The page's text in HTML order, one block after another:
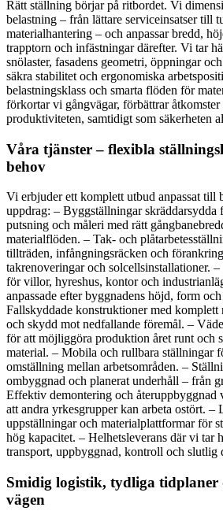
Rätt ställning börjar på ritbordet. Vi
belastning – från lättare serviceinsatser till
materialhantering – och anpassar bredd,
trapp­torn och infästningar därefter. Vi tar
snölaster, fasadens geometri, öppningar
säkra stabilitet och ergonomiska
belastningsklass och smarta flöden för
förkortar vi gångvägar, förbättrar
produktiviteten, samtidigt som säkerheten
Våra tjänster – flexibla
behov
Vi erbjuder ett komplett utbud anpassat till
uppdrag: – Byggställningar skräddarsydda
putsning och måleri med rätt
materialflöden. – Tak- och
tillträden, infångningsräcken och
takrenoveringar och solcellsinstallationer.
för villor, hyreshus, kontor och
anpassade efter byggnadens höjd, form
Fallskyddade konstruktioner med komplett
och skydd mot nedfallande föremål. –
för att möjliggöra produktion året runt och
material. – Mobila och rullbara ställningar
omställning mellan arbetsområden. –
ombyggnad och planerat underhåll – från
Effektiv demontering och återuppbyggnad
att andra yrkesgrupper kan arbeta ostört. –
uppställningar och materialplattformar för
hög kapacitet. – Helhetsleverans där vi tar
transport, uppbyggnad, kontroll och slutlig
Smidig logistik, tydliga tidplaner
vägen